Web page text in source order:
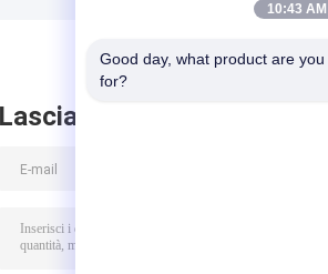
Lasciare messaggio
10:43 AM
Good day, what product are you
for?